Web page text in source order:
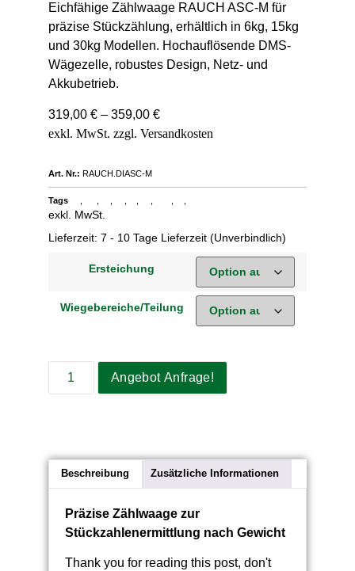
Eichfähige Zählwaage RAUCH ASC-M für
präzise Stückzählung, erhältlich in 6kg, 15kg
und 30kg Modellen. Hochauflösende DMS-
Wägezelle, robustes Design, Netz- und
Akkubetrieb.
319,00 €– 359,00 €
Art. Nr.: RAUCH.DIASC-M
Tags
exkl. MwSt.
Lieferzeit: 7 - 10 Tage Lieferzeit (Unverbindlich)
Ersteichung
Wiegebereiche/Teilung
Angebot Anfrage!
Beschreibung Zusätzliche Informationen
Präzise Zählwaage zur
Stückzahlenermittlung nach Gewicht
Thank you for reading this post, don't